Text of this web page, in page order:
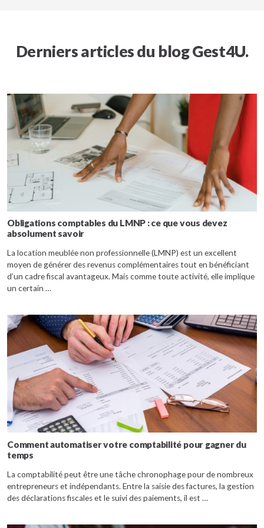
Derniers articles du blog Gest4U.
Obligations comptables du LMNP : ce que vous devez
absolument savoir
La location meublée non professionnelle (LMNP) est un excellent
moyen de générer des revenus complémentaires tout en bénéficiant
d’un cadre fiscal avantageux. Mais comme toute activité, elle implique
un certain …
Comment automatiser votre comptabilité pour gagner du
temps
La comptabilité peut être une tâche chronophage pour de nombreux
entrepreneurs et indépendants. Entre la saisie des factures, la gestion
des déclarations fiscales et le suivi des paiements, il est …